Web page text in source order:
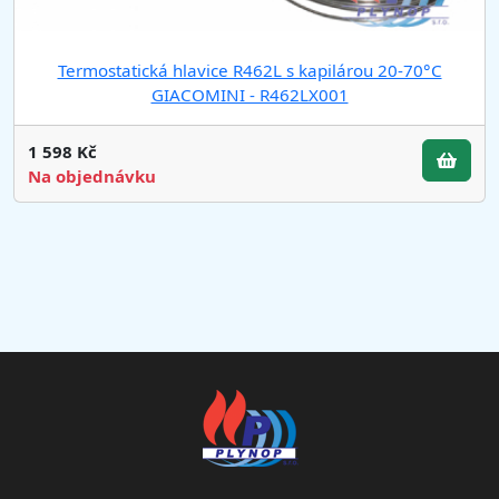
Termostatická hlavice R462L s kapilárou 20-70°C
GIACOMINI - R462LX001
1 598 Kč
Na objednávku